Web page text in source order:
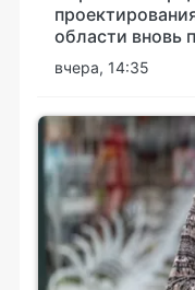
области вновь
вчера, 14:35